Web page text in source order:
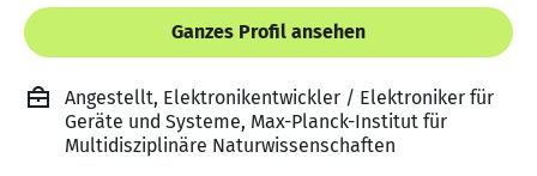
Ganzes Profil ansehen
Angestellt, Elektronikentwickler / Elektroniker für
Geräte und Systeme, Max-Planck-Institut für
Multidisziplinäre Naturwissenschaften